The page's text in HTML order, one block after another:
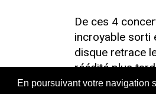
En poursuivant votre navigation
De ces 4
incroyable sorti
disque retrace
réédité plus
regretter les